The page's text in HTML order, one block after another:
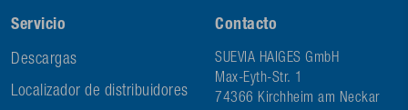
Servicio
Descargas
Localizador de distribuidores
Contacto
SUEVIA HAIGES GmbH
Max-Eyth-Str. 1
74366 Kirchheim am Neckar